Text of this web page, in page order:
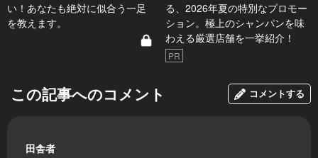
い！あなたも絶対に似合う一足
を教えます。
る、2026年夏の特別なプロモー
ション。極上のシャンパンを味
わえる厳選店舗を一挙紹介！
PR
この記事へのコメント コメントする
田舎者